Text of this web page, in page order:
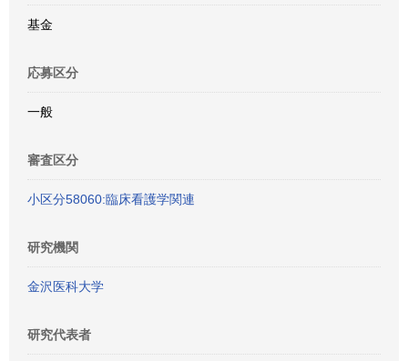
基金
応募区分
一般
審査区分
小区分58060:臨床看護学関連
研究機関
金沢医科大学
研究代表者